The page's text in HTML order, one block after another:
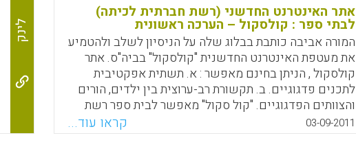
WhatsApp
Facebook
Email
X
אתר האינטרנט החדשני (רשת חברתית לכיתה)
לבתי ספר : קולסקול – הערכה ראשונית
המורה אביבה כותבת בבלוג שלה על הניסיון לשלב ולהטמיע
את מעטפת האינטרנט החדשנית "קולסקול" בביה"ס. אתר
קולסקול , הניתן בחינם מאפשר : א. תשתית אפקטיבית
לתכנים פדגוגיים. ב. תקשורת רב-ערוצית בין ילדים, הורים
והצוותים הפדגוגיים. "קול סקול" מאפשר לבית ספר רשת
חברתית בטיחותית שהכניסה היא רק עם שם משתמש
וסיסמה הניתנת בקלות להפעלה ולימוד , ידידותית
03-09-2011 קראו עוד...
לינק